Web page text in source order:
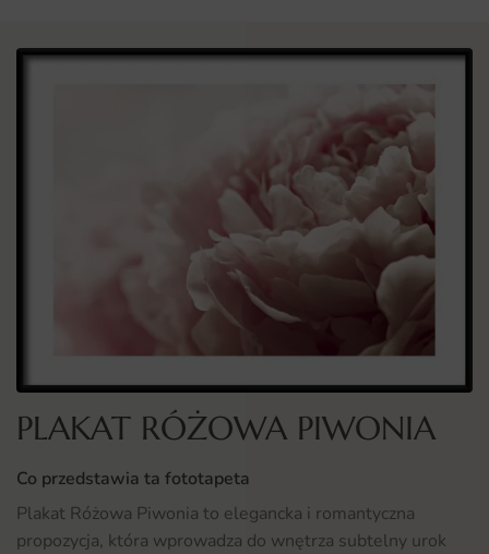
PLAKAT RÓŻOWA PIWONIA
Co przedstawia ta fototapeta
Plakat Różowa Piwonia to elegancka i romantyczna
propozycja, która wprowadza do wnętrza subtelny urok